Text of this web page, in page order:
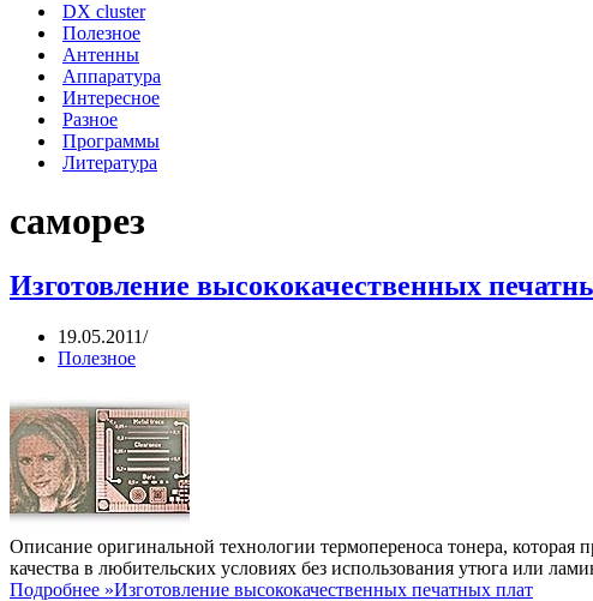
DX cluster
Полезное
Антенны
Аппаратура
Интересное
Разное
Программы
Литература
саморез
Изготовление высококачественных
19.05.2011
Полезное
Описание оригинальной технологии термопереноса тонера, которая
качества в любительских условиях без использования утюга или
Подробнее »Изготовление высококачественных печатных плат